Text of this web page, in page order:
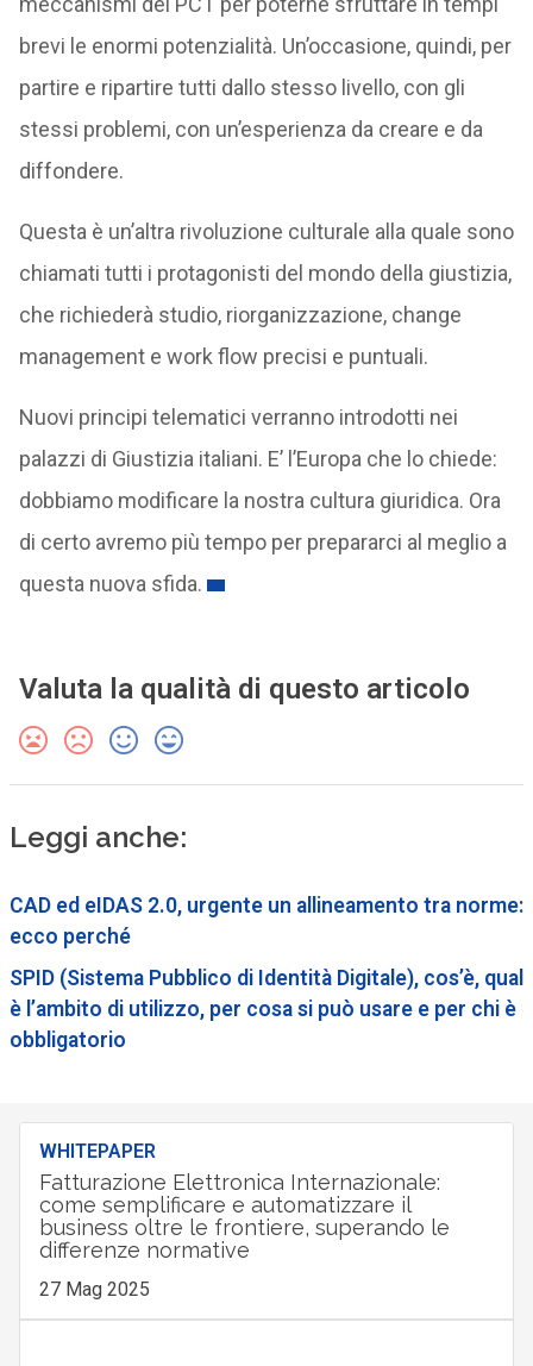
brevi le enormi potenzialità. Un’occasione, quindi, per
partire e ripartire tutti dallo stesso livello, con gli
stessi problemi, con un’esperienza da creare e da
diffondere.
Questa è un’altra rivoluzione culturale alla quale sono
chiamati tutti i protagonisti del mondo della giustizia,
che richiederà studio, riorganizzazione, change
management e work flow precisi e puntuali.
Nuovi principi telematici verranno introdotti nei
palazzi di Giustizia italiani. E’ l’Europa che lo chiede:
dobbiamo modificare la nostra cultura giuridica. Ora
di certo avremo più tempo per prepararci al meglio a
questa nuova sfida.
Valuta la qualità di questo articolo
Leggi anche:
CAD ed eIDAS 2.0, urgente un allineamento tra norme:
ecco perché
SPID (Sistema Pubblico di Identità Digitale), cos’è, qual
è l’ambito di utilizzo, per cosa si può usare e per chi è
obbligatorio
WHITEPAPER
Fatturazione Elettronica Internazionale:
come semplificare e automatizzare il
business oltre le frontiere, superando le
differenze normative
27 Mag 2025